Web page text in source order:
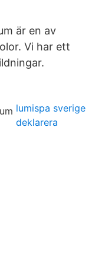
är en av
Vi har ett
lumispa sverige
deklarera